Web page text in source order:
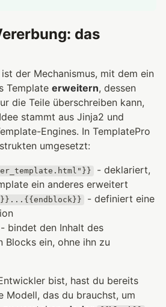
das
der Mechanismus, mit dem ein
Template erweitern, dessen
die Teile überschreiben kann,
stammt aus Jinja2 und
Engines. In TemplatePro
umgesetzt:
- deklariert,
ein anderes erweitert
- definiert eine
- bindet den Inhalt des
Blocks ein, ohne ihn zu
bist, hast du bereits
Modell, das du brauchst, um